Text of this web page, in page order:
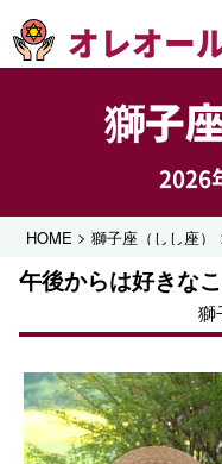
オレオー
獅子
2026
HOME >獅子座（しし座）
午後からは好きな
獅